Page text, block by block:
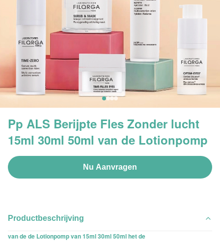
Pp ALS Berijpte Fles Zonder lucht
15ml 30ml 50ml van de Lotionpomp
Nu Aanvragen
Productbeschrijving
van de de Lotionpomp van 15ml 30ml 50ml het de